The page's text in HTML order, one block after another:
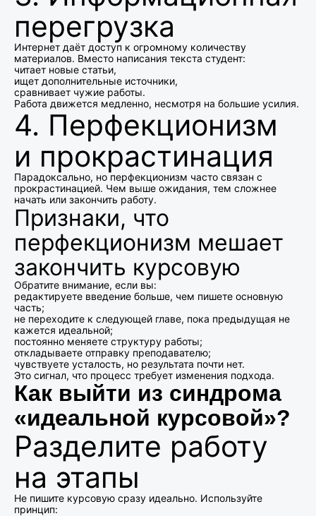
перегрузка
Интернет даёт доступ к огромному количеству
материалов. Вместо написания текста студент:
читает новые статьи,
ищет дополнительные источники,
сравнивает чужие работы.
Работа движется медленно, несмотря на большие усилия.
4. Перфекционизм
и прокрастинация
Парадоксально, но перфекционизм часто связан с
прокрастинацией. Чем выше ожидания, тем сложнее
начать или закончить работу.
Признаки, что
перфекционизм мешает
закончить курсовую
Обратите внимание, если вы:
редактируете введение больше, чем пишете основную
часть;
не переходите к следующей главе, пока предыдущая не
кажется идеальной;
постоянно меняете структуру работы;
откладываете отправку преподавателю;
чувствуете усталость, но результата почти нет.
Это сигнал, что процесс требует изменения подхода.
Как выйти из синдрома
«идеальной курсовой»?
Разделите работу
на этапы
Не пишите курсовую сразу идеально. Используйте
принцип: